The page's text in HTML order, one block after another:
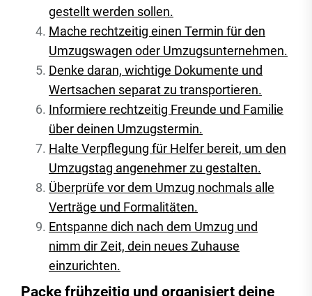
gestellt werden sollen.
Mache rechtzeitig einen Termin für den
Umzugswagen oder Umzugsunternehmen.
Denke daran, wichtige Dokumente und
Wertsachen separat zu transportieren.
Informiere rechtzeitig Freunde und Familie
über deinen Umzugstermin.
Halte Verpflegung für Helfer bereit, um den
Umzugstag angenehmer zu gestalten.
Überprüfe vor dem Umzug nochmals alle
Verträge und Formalitäten.
Entspanne dich nach dem Umzug und
nimm dir Zeit, dein neues Zuhause
einzurichten.
Packe frühzeitig und organisiert deine